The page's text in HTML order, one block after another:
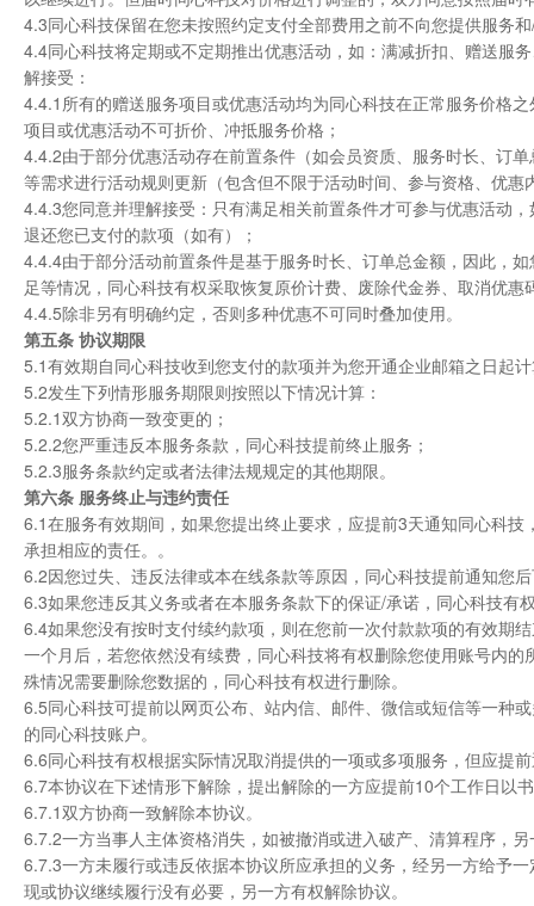
4.3同心科技保留在您未按照约定支付全部费用之前不向您提供服务
4.4同心科技将定期或不定期推出优惠活动，如：满减折扣、赠送服
解接受：
4.4.1所有的赠送服务项目或优惠活动均为同心科技在正常服务价格
项目或优惠活动不可折价、冲抵服务价格；
4.4.2由于部分优惠活动存在前置条件（如会员资质、服务时长、订
等需求进行活动规则更新（包含但不限于活动时间、参与资格、优
4.4.3您同意并理解接受：只有满足相关前置条件才可参与优惠活动
退还您已支付的款项（如有）；
4.4.4由于部分活动前置条件是基于服务时长、订单总金额，因此，
足等情况，同心科技有权采取恢复原价计费、废除代金券、取消优
4.4.5除非另有明确约定，否则多种优惠不可同时叠加使用。
第五条 协议期限
5.1有效期自同心科技收到您支付的款项并为您开通企业邮箱之日起
5.2发生下列情形服务期限则按照以下情况计算：
5.2.1双方协商一致变更的；
5.2.2您严重违反本服务条款，同心科技提前终止服务；
5.2.3服务条款约定或者法律法规规定的其他期限。
第六条 服务终止与违约责任
6.1在服务有效期间，如果您提出终止要求，应提前3天通知同心科
承担相应的责任。。
6.2因您过失、违反法律或本在线条款等原因，同心科技提前通知您
6.3如果您违反其义务或者在本服务条款下的保证/承诺，同心科技
6.4如果您没有按时支付续约款项，则在您前一次付款款项的有效期
一个月后，若您依然没有续费，同心科技将有权删除您使用账号内
殊情况需要删除您数据的，同心科技有权进行删除。
6.5同心科技可提前以网页公布、站内信、邮件、微信或短信等一种
的同心科技账户。
6.6同心科技有权根据实际情况取消提供的一项或多项服务，但应提
6.7本协议在下述情形下解除，提出解除的一方应提前10个工作日以
6.7.1双方协商一致解除本协议。
6.7.2一方当事人主体资格消失，如被撤消或进入破产、清算程序，
6.7.3一方未履行或违反依据本协议所应承担的义务，经另一方给予
现或协议继续履行没有必要，另一方有权解除协议。